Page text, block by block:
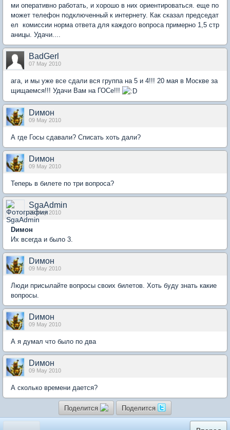
ми оперативно работать, и хорошо в них ориентироваться. еще по
может телефон подключенный к интернету. Как сказал председат
ел комиссии норма ответа для каждого вопроса примерно 1,5 стр
аницы. Удачи....
BadGerl
07 May 2010
ага, и мы уже все сдали вся группа на 5 и 4!!! 20 мая в Москве за
щищаемся!!! Удачи Вам на ГОСе!!!
Dимон
09 May 2010
А где Госы сдавали? Списать хоть дали?
Dимон
09 May 2010
Теперь в билете по три вопроса?
SgaAdmin
09 May 2010
Dимон
Их всегда и было 3.
Dимон
09 May 2010
Люди присылайте вопросы своих билетов. Хоть буду знать какие
вопросы.
Dимон
09 May 2010
А я думал что было по два
Dимон
09 May 2010
А сколько времени дается?
Поделится Поделится